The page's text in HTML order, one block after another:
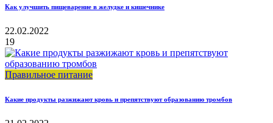
Как улучшить пищеварение в желудке и кишечнике
22.02.2022
19
Правильное питание
Какие продукты разжижают кровь и препятствуют образованию тромбов